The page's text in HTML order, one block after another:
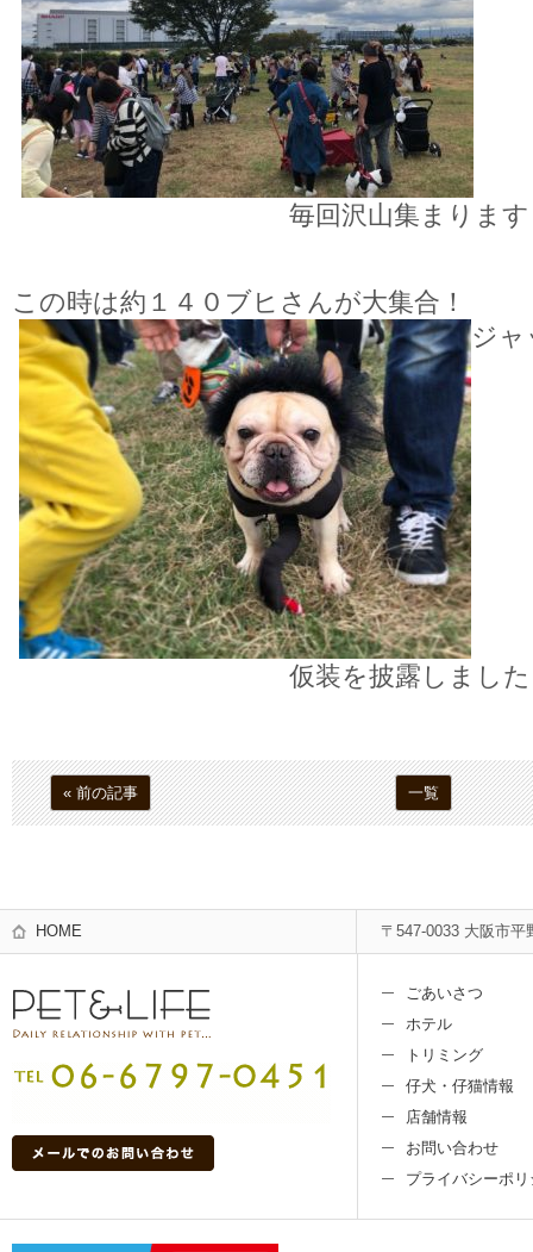
毎回沢山集まりま
この時は約１４０ブヒさんが大集合！
ジャ
仮装を披露しまし
« 前の記事 一覧
HOME 〒547-0033 大阪市平
ごあいさつ
ホテル
トリミング
仔犬・仔猫情報
店舗情報
お問い合わせ
プライバシーポリ